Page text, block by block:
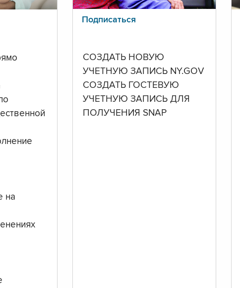
на
Подписаться
СОЗДАТЬ НОВУЮ
УЧЕТНУЮ ЗАПИСЬ NY.GOV
СОЗДАТЬ ГОСТЕВУЮ
УЧЕТНУЮ ЗАПИСЬ ДЛЯ
ПОЛУЧЕНИЯ SNAP